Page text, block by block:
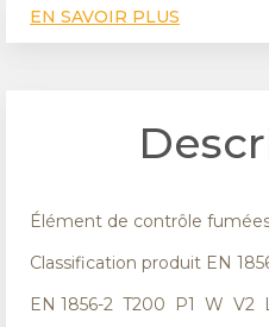
EN SAVOIR PLUS
Élément de contrôle
Classification produit EN
EN 1856-2 T200 P1 W V2